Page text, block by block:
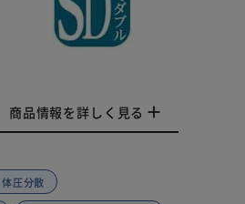
商品情報を詳しく見る
圧分散